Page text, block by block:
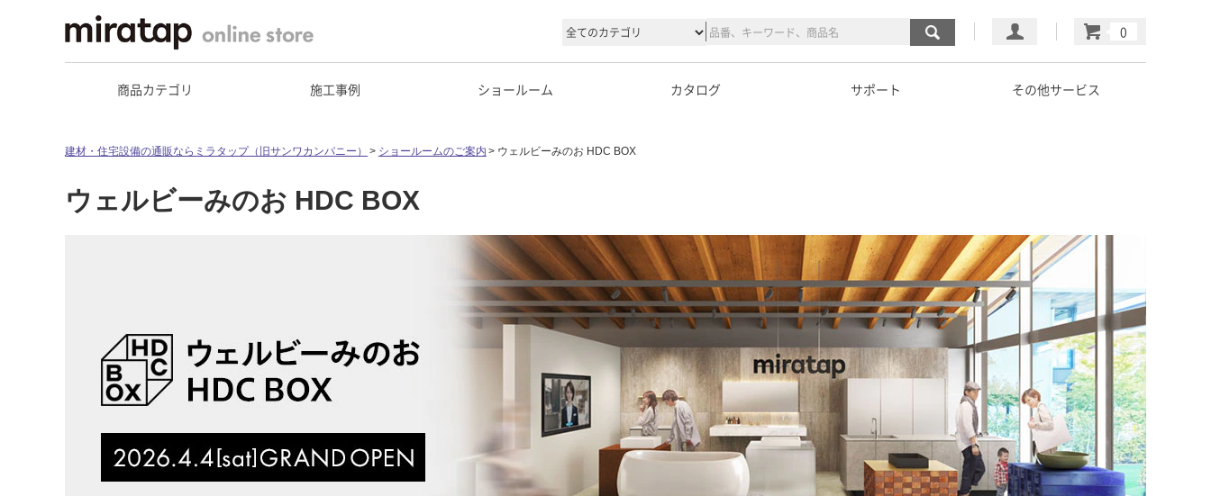
マイページ
カート
商品カテゴリ 施工事例 ショールーム カタログ サポート その他サービス
建材・住宅設備の通販ならミラタップ（旧サンワカンパニー） ショールームのご案内 ウェルビーみのお HDC BOX
ウェルビーみのお HDC BOX